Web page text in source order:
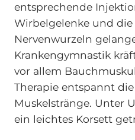
entsprechende
Wirbelgelenke und
Nervenwurzeln
Krankengymnastik
vor allem
Therapie entspannt
Muskelstränge. Unter
ein leichtes Korsett